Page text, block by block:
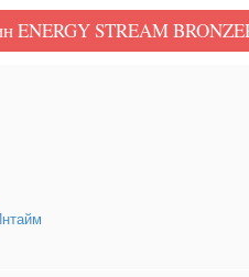
ENERGY STREAM